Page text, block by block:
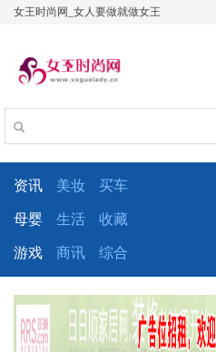
女王时尚网_女人要做就做女王
资讯 美妆 买车
母婴 生活 收藏
游戏 商讯 综合